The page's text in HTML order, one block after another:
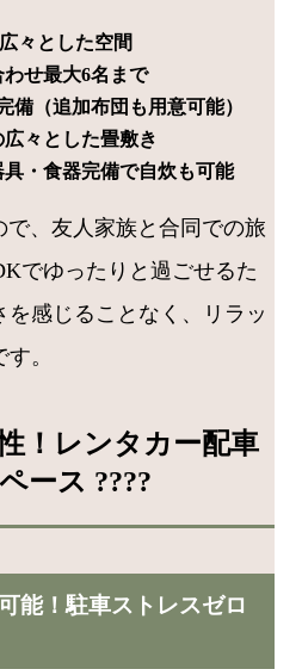
々とした空間
わせ最大6名まで
備（追加布団も用意可能）
広々とした畳敷き
具・食器完備で自炊も可能
、友人家族と合同での旅
でゆったりと過ごせるた
感じることなく、リラッ
。
！レンタカー配車
ース ????
能！駐車ストレスゼロ